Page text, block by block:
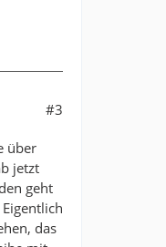
#3
über
jetzt
geht
das